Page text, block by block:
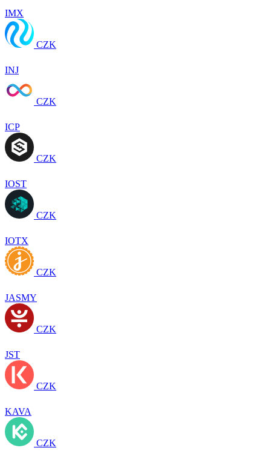
IMX
CZK
INJ
CZK
ICP
CZK
IOST
CZK
IOTX
CZK
JASMY
CZK
JST
CZK
KAVA
CZK